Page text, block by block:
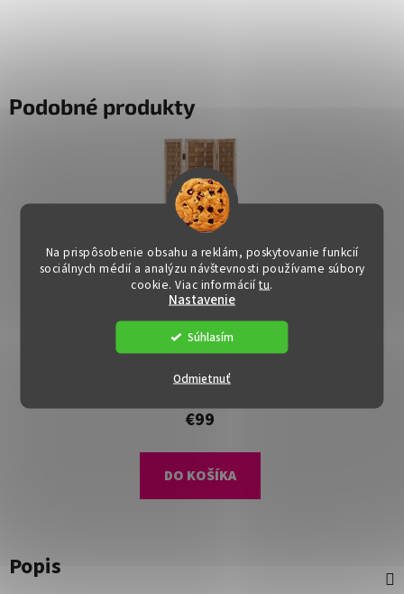
Na prispôsobenie obsahu a reklám, poskytovanie funkcií
sociálnych médií a analýzu návštevnosti používame súbory
cookie. Viac informáciítu.
Nastavenie
Odmietnuť
Súhlasím
Podobné produkty
DOPRAVA ZADARMO
Paraván - PEKI, Hnedý
Dostupné(>15 ks)
€99
DO KOŠÍKA
Popis